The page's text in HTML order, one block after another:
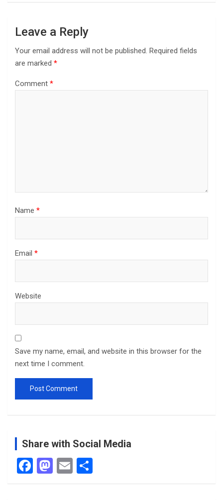
Leave a Reply
Your email address will not be published. Required fields
are marked *
Comment *
Name *
Email *
Website
Save my name, email, and website in this browser for the
next time I comment.
Share with Social Media
F
a
M
a
E
m h